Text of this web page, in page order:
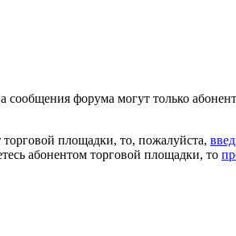
сообщения форума могут только
площадки, то, пожалуйста,
абонентом торговой площадки, то